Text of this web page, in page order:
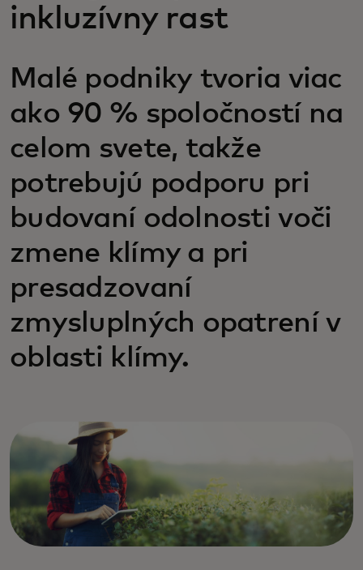
inkluzívny rast
Malé podniky tvoria viac
ako 90 % spoločností na
celom svete, takže
potrebujú podporu pri
budovaní odolnosti voči
zmene klímy a pri
presadzovaní
zmysluplných opatrení v
oblasti klímy.